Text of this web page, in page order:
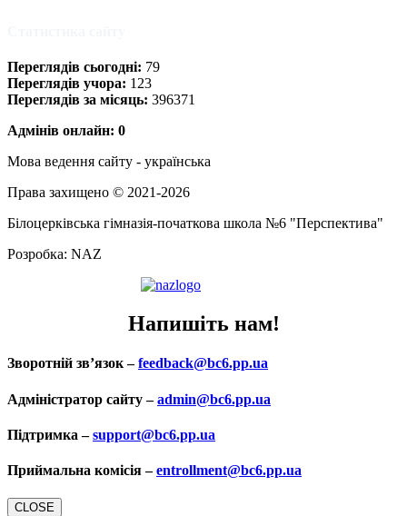
Переглядів сьогодні: 79
Переглядів учора: 123
Переглядів за місяць: 396371
Адмінів онлайн: 0
Мова ведення сайту - українська
Права захищено © 2021-2026
Білоцерківська гімназія-початкова школа №6 "Перспектива"
Розробка: NAZ
Напишіть нам!
Зворотній зв’язок –feedback@bc6.pp.ua
Адміністратор сайту –admin@bc6.pp.ua
Підтримка –support@bc6.pp.ua
Приймальна комісія –entrollment@bc6.pp.ua
CLOSE